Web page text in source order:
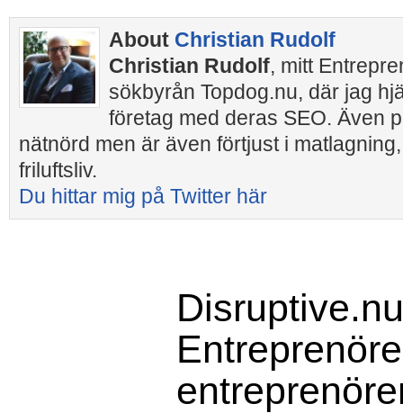
About Christian Rudolf
Christian Rudolf, mitt
sökbyrån Topdog.nu, där jag
företag med deras SEO. Även
nätnörd men är även förtjust i
friluftsliv.
Du hittar mig på Twitter här